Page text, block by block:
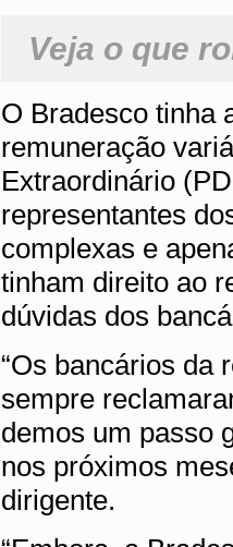
Veja o que
O Bradesco tinha
remuneração
Extraordinário
representantes
complexas e
tinham direito ao
dúvidas dos
“Os bancários da
sempre
demos um passo
nos próximos
dirigente.